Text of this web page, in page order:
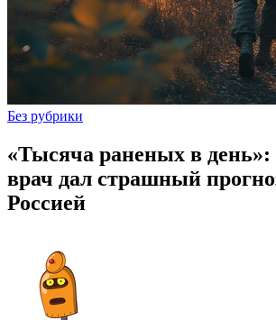
Без рубрики
«Тысяча раненых в
врач дал страшный
Россией